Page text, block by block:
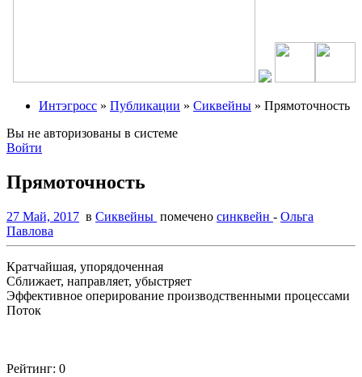
Интэгросс » Публикации » Сиквейны » Прямоточность
Вы не авторизованы в системе
Войти
Прямоточность
27 Май, 2017 в Сиквейны помечено синквейн - Ольга
Павлова
Кратчайшая, упорядоченная
Сближает, направляет, убыстряет
Эффективное оперирование производственными процессами
Поток
Рейтинг: 0